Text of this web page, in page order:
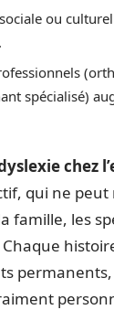
ou
spécialisé)
chez
qui ne
famille, les